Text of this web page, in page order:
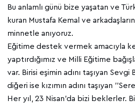
Bu anlamlı günü bize yaşatan ve
kuran Mustafa Kemal ve
minnetle anıyoruz.
Eğitime destek vermek amacıyla
yaptırdığımız ve Milli Eğitime
var. Birisi eşimin adını taşıyan Sevgi
diğeri ise kızımın adını taşıyan
Her yıl, 23 Nisan’da bizi beklerler.